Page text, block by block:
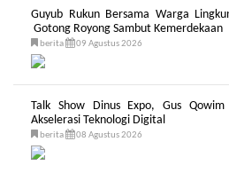
Guyub Rukun Bersama Warga
Gotong Royong Sambut Kemerdekaan
berita 09 Agustus 2026
Talk Show Dinus Expo, Gus
Akselerasi Teknologi Digital
berita 08 Agustus 2026